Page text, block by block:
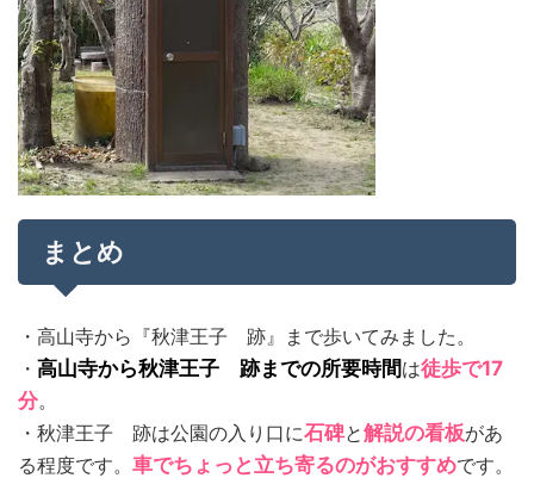
まとめ
・高山寺から『秋津王子 跡』まで歩いてみました。
・ 高山寺から秋津王子 跡までの所要時間は徒歩で17
分。
・秋津王子 跡は公園の入り口に石碑と解説の看板があ
る程度です。 車でちょっと立ち寄るのがおすすめです。